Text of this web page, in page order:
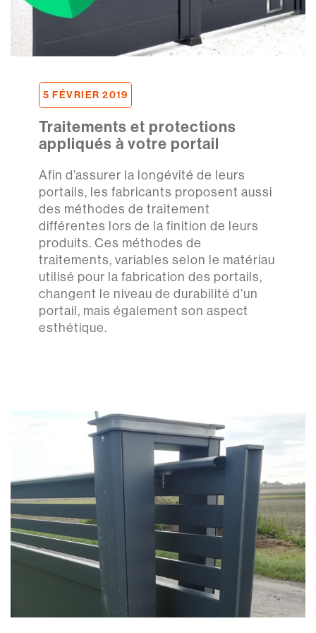
5 FÉVRIER 2019
Traitements et protections
appliqués à votre portail
Afin d’assurer la longévité de leurs
portails, les fabricants proposent aussi
des méthodes de traitement
différentes lors de la finition de leurs
produits. Ces méthodes de
traitements, variables selon le matériau
utilisé pour la fabrication des portails,
changent le niveau de durabilité d’un
portail, mais également son aspect
esthétique.